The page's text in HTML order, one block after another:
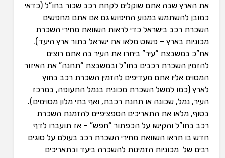
את הארץ שבה אתם שוקלים לקחת רכב שכור בחו”ל (כדאי
כמובן להשתמש במנוע החיפוש גם אם אתם מחפשים
השכרת רכב בישראל כדי לראות השוואת מחירי השכרת
מכוניות בארץ – פשוט מלאו את ישראל בתור ארץ היעד).
אח”כ במשבצת “עיר” ביחרו את העיר בה אתם רוצים
להזמין השכרת רכבים בחו”ל ובמשבצת “תחנה” את האיזור
המסוים אליו אתם מעדיפים להזמין השכרת רכב בחוץ
לארץ (כמו למשל השכרת מכונית בנמל התעופה, במרכז
העיר, נמל, שכונה או תחנת רכבת, ואף בתי מלון מסוימים).
בסוף, מלאו את התאריכים הספציפיים להזמנת השכרת
רכב בחו”ל והקישו על הכפתור “חפש” – אז תועברו לדף
חדש בו תראו השוואת מחירי השכרת רכב בעולם על סוגים
רבים של מכוניות הזמינות להשכרה ביעד ובתאריכים